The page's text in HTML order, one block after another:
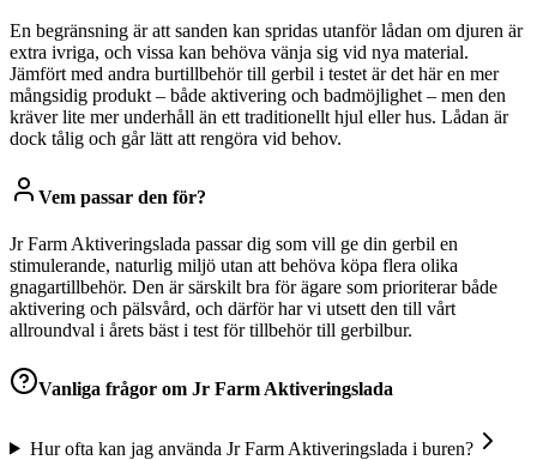
En begränsning är att sanden kan spridas utanför lådan om djuren är
extra ivriga, och vissa kan behöva vänja sig vid nya material.
Jämfört med andra burtillbehör till gerbil i testet är det här en mer
mångsidig produkt – både aktivering och badmöjlighet – men den
kräver lite mer underhåll än ett traditionellt hjul eller hus. Lådan är
dock tålig och går lätt att rengöra vid behov.
Vem passar den för?
Jr Farm Aktiveringslada passar dig som vill ge din gerbil en
stimulerande, naturlig miljö utan att behöva köpa flera olika
gnagartillbehör. Den är särskilt bra för ägare som prioriterar både
aktivering och pälsvård, och därför har vi utsett den till vårt
allroundval i årets bäst i test för tillbehör till gerbilbur.
Vanliga frågor om Jr Farm Aktiveringslada
Hur ofta kan jag använda Jr Farm Aktiveringslada i buren?